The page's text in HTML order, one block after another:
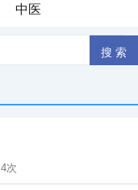
中医
4次